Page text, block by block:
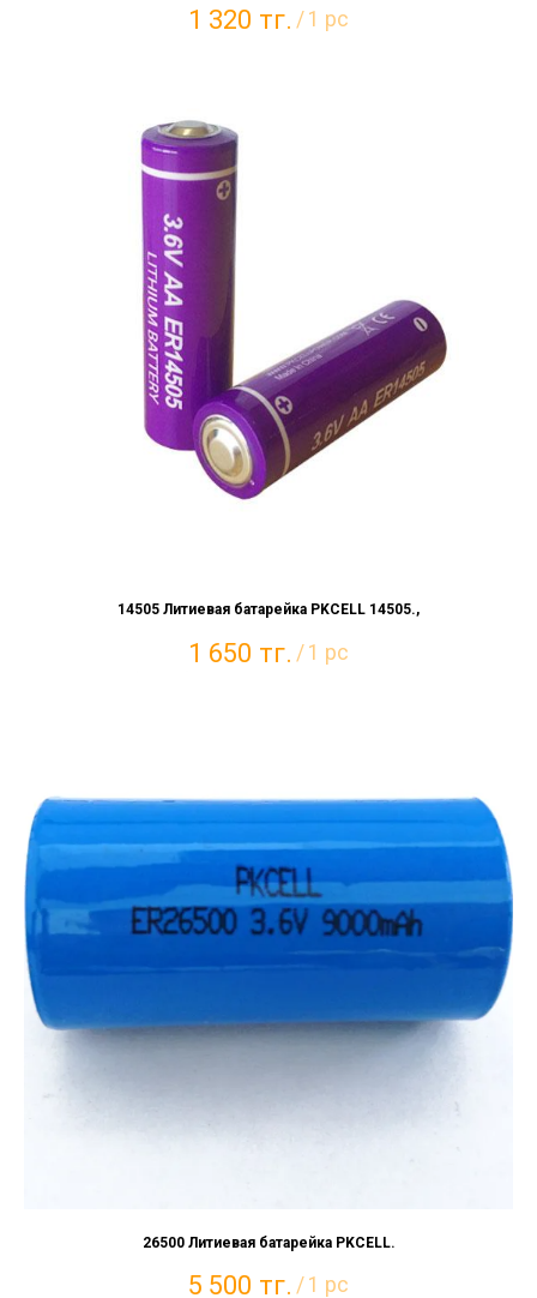
1 320 тг. / 1 pc
14505 Литиевая батарейка PKCELL 14505.,
1 650 тг. / 1 pc
26500 Литиевая батарейка PKCELL.
5 500 тг. / 1 pc